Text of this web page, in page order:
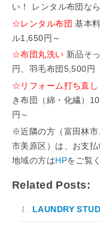
い！ レンタル布団な
☆レンタル布団 基本
ル1,650円～
☆布団丸洗い 新品そ
円、羽毛布団5,500円
☆リフォーム打ち直し
き布団（綿・化繊）
円～
※近隣の方（富田林市
市美原区）は、お支
地域の方はHPをご覧
Related Posts:
LAUNDRY